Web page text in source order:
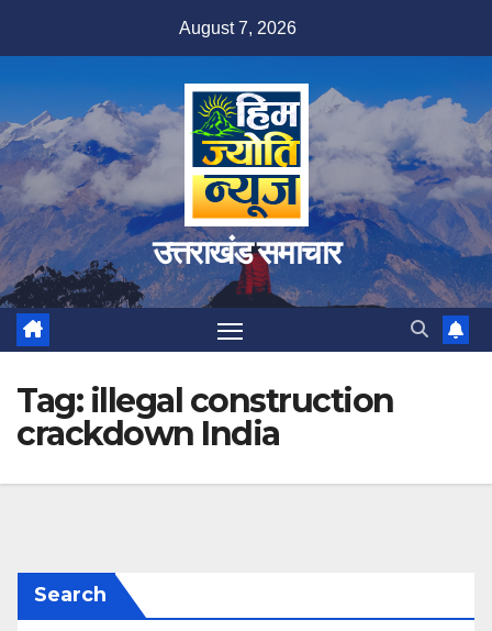
August 7, 2026
उत्तराखंड समाचार
Tag: illegal construction
crackdown India
Search